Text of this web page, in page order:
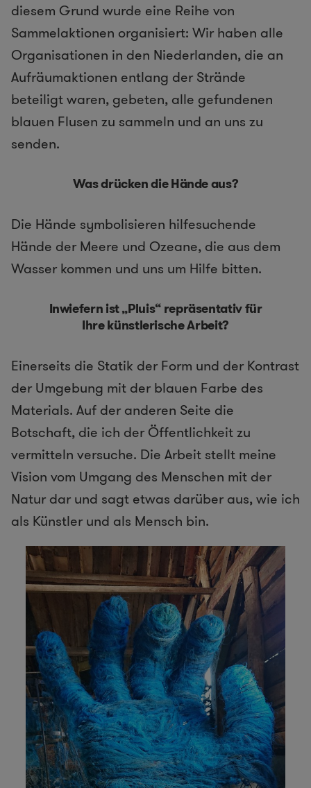
diesem Grund wurde eine Reihe von
Sammelaktionen organisiert: Wir haben alle
Organisationen in den Niederlanden, die an
Aufräumaktionen entlang der Strände
beteiligt waren, gebeten, alle gefundenen
blauen Flusen zu sammeln und an uns zu
senden.
Was drücken die Hände aus?
Die Hände symbolisieren hilfesuchende
Hände der Meere und Ozeane, die aus dem
Wasser kommen und uns um Hilfe bitten.
Inwiefern ist „Pluis“ repräsentativ für
Ihre künstlerische Arbeit?
Einerseits die Statik der Form und der Kontrast
der Umgebung mit der blauen Farbe des
Materials. Auf der anderen Seite die
Botschaft, die ich der Öffentlichkeit zu
vermitteln versuche. Die Arbeit stellt meine
Vision vom Umgang des Menschen mit der
Natur dar und sagt etwas darüber aus, wie ich
als Künstler und als Mensch bin.